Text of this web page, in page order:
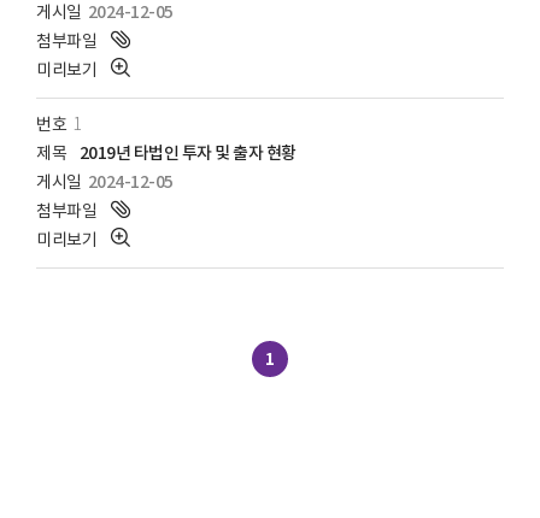
2024-12-05
1
2019년 타법인 투자 및 출자 현황
2024-12-05
1